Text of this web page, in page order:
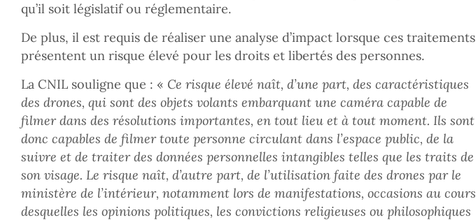
qu’il soit législatif ou réglementaire.
De plus, il est requis de réaliser une analyse d’impact lorsque ces traitements
présentent un risque élevé pour les droits et libertés des personnes.
La CNIL souligne que : « Ce risque élevé naît, d’une part, des caractéristiques
des drones, qui sont des objets volants embarquant une caméra capable de
filmer dans des résolutions importantes, en tout lieu et à tout moment. Ils sont
donc capables de filmer toute personne circulant dans l’espace public, de la
suivre et de traiter des données personnelles intangibles telles que les traits de
son visage. Le risque naît, d’autre part, de l’utilisation faite des drones par le
ministère de l’intérieur, notamment lors de manifestations, occasions au cours
desquelles les opinions politiques, les convictions religieuses ou philosophiques